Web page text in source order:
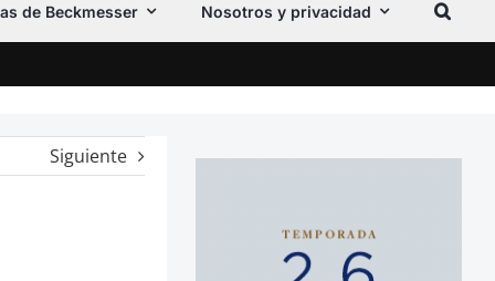
de Beckmesser Nosotros y privacidad
Siguiente